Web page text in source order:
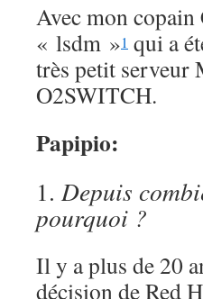
Avec mon
« lsdm »1 qui a
très petit serveur
O2SWITCH.
Papipio:
1. Depuis
pourquoi ?
Il y a plus de 20
décision de Red